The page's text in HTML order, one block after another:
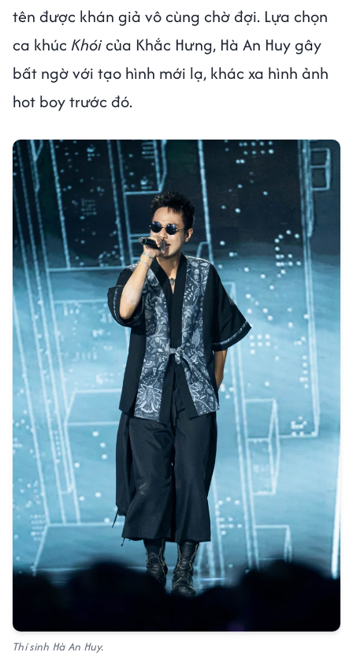
tên được khán giả vô cùng chờ đợi. Lựa chọn
ca khúc Khóicủa Khắc Hưng, Hà An Huy gây
bất ngờ với tạo hình mới lạ, khác xa hình ảnh
hot boy trước đó.
Thí sinh Hà An Huy.